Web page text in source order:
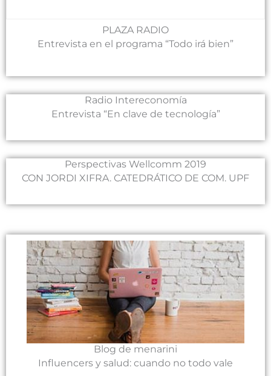
PLAZA RADIO
Entrevista en el programa “Todo irá bien”
Radio Intereconomía
Entrevista “En clave de tecnología”
Perspectivas Wellcomm 2019
CON JORDI XIFRA. CATEDRÁTICO DE COM. UPF
Blog de menarini
Influencers y salud: cuando no todo vale